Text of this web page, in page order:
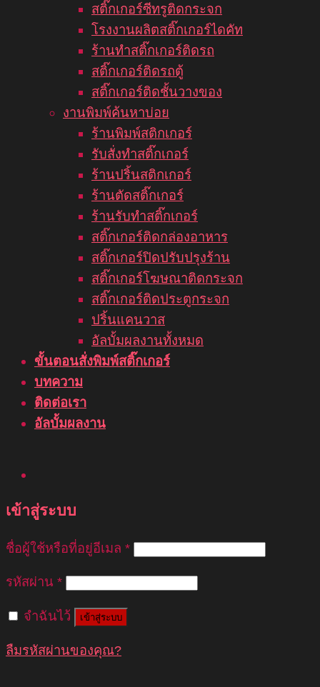
สติ๊กเกอร์ซีทรูติดกระจก
โรงงานผลิตสติ๊กเกอร์ไดคัท
ร้านทำสติ๊กเกอร์ติดรถ
สติ๊กเกอร์ติดรถตู้
สติ๊กเกอร์ติดชั้นวางของ
งานพิมพ์ค้นหาบ่อย
ร้านพิมพ์สติกเกอร์
รับสั่งทำสติ๊กเกอร์
ร้านปริ้นสติกเกอร์
ร้านตัดสติ๊กเกอร์
ร้านรับทำสติ๊กเกอร์
สติ๊กเกอร์ติดกล่องอาหาร
สติ๊กเกอร์ปิดปรับปรุงร้าน
สติ๊กเกอร์โฆษณาติดกระจก
สติ๊กเกอร์ติดประตูกระจก
ปริ้นแคนวาส
อัลบั้มผลงานทั้งหมด
ขั้นตอนสั่งพิมพ์สติ๊กเกอร์
บทความ
ติดต่อเรา
อัลบั้มผลงาน
เข้าสู่ระบบ
ชื่อผู้ใช้หรือที่อยู่อีเมล *
รหัสผ่าน *
จำฉันไว้ เข้าสู่ระบบ
ลืมรหัสผ่านของคุณ?